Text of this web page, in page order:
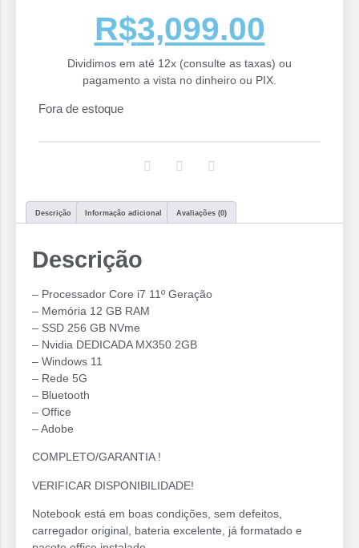
R$3,099.00
Dividimos em até 12x (consulte as taxas) ou
pagamento a vista no dinheiro ou PIX.
Fora de estoque
Descrição Informação adicional Avaliações (0)
Descrição
– Processador Core i7 11º Geração
– Memória 12 GB RAM
– SSD 256 GB NVme
– ⁠Nvidia DEDICADA MX350 2GB
– Windows 11
– Rede 5G
– Bluetooth
– Office
– Adobe
COMPLETO/GARANTIA !
VERIFICAR DISPONIBILIDADE!
Notebook está em boas condições, sem defeitos,
carregador original, bateria excelente, já formatado e